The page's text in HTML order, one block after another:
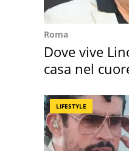
Roma
Dove vive
casa nel
LIFESTYLE